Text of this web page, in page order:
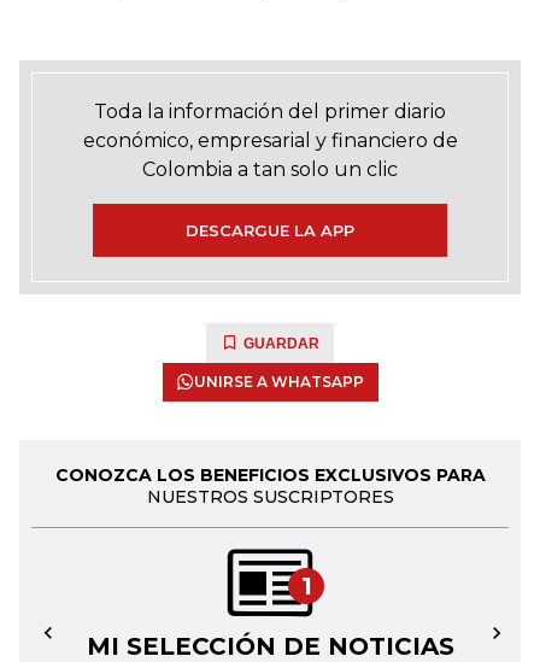
Toda la información del primer diario
económico, empresarial y financiero de
Colombia a tan solo un clic
DESCARGUE LA APP
GUARDAR
UNIRSE A WHATSAPP
CONOZCA LOS BENEFICIOS EXCLUSIVOS PARA
NUESTROS SUSCRIPTORES
1
MI SELECCIÓN DE NOTICIAS
← →